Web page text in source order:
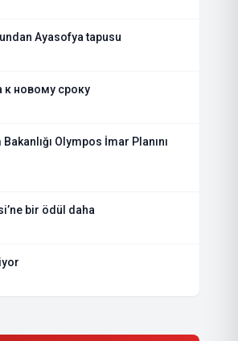
Ayasofya tapusu
к новому сроку
Olympos İmar Planını
bir ödül daha